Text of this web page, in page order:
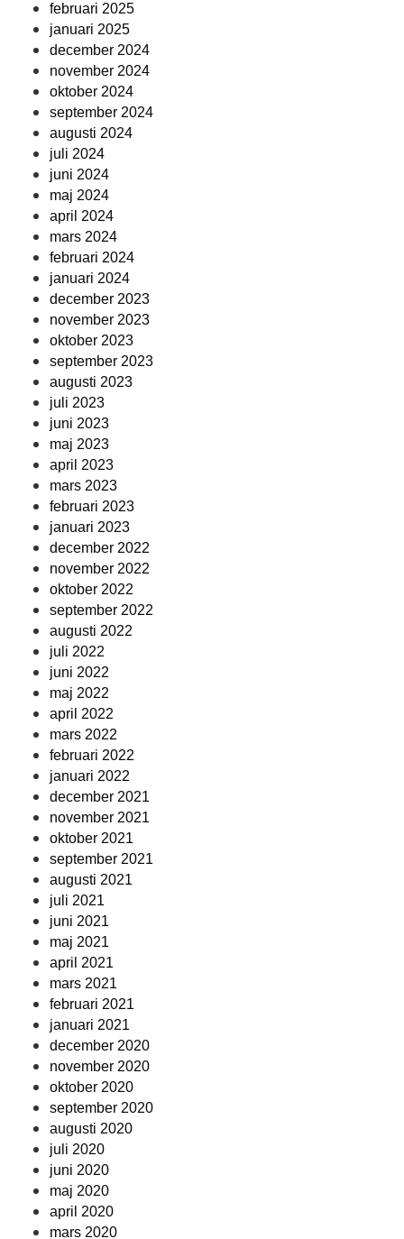
februari 2025
januari 2025
december 2024
november 2024
oktober 2024
september 2024
augusti 2024
juli 2024
juni 2024
maj 2024
april 2024
mars 2024
februari 2024
januari 2024
december 2023
november 2023
oktober 2023
september 2023
augusti 2023
juli 2023
juni 2023
maj 2023
april 2023
mars 2023
februari 2023
januari 2023
december 2022
november 2022
oktober 2022
september 2022
augusti 2022
juli 2022
juni 2022
maj 2022
april 2022
mars 2022
februari 2022
januari 2022
december 2021
november 2021
oktober 2021
september 2021
augusti 2021
juli 2021
juni 2021
maj 2021
april 2021
mars 2021
februari 2021
januari 2021
december 2020
november 2020
oktober 2020
september 2020
augusti 2020
juli 2020
juni 2020
maj 2020
april 2020
mars 2020